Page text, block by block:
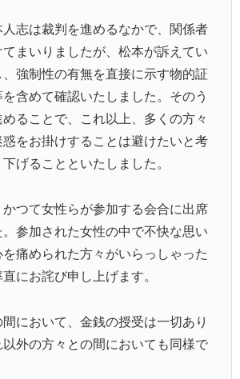
人志は裁判を進めるなかで、関係者
まいりましたが、松本が訴えてい
強制性の有無を直接に示す物的証
含めて確認いたしました。そのう
めることで、これ以上、多くの方々
をお掛けすることは避けたいと考
げることといたしました。
つて女性らが参加する会合に出席
。参加された女性の中で不快な思い
痛められた方々がいらっしゃった
にお詫び申し上げます。
において、金銭の授受は一切あり
以外の方々との間においても同様で